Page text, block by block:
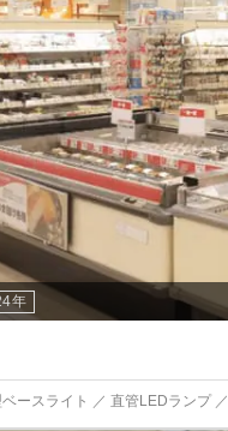
年
ースライト ／ 直管LEDランプ